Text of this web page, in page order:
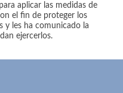
aplicar las medidas de
el fin de proteger los
y les ha comunicado la
ejercerlos.